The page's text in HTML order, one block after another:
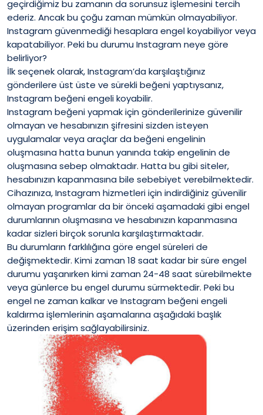
geçirdiğimiz bu zamanın da sorunsuz işlemesini tercih
ederiz. Ancak bu çoğu zaman mümkün olmayabiliyor.
Instagram güvenmediği hesaplara engel koyabiliyor veya
kapatabiliyor. Peki bu durumu Instagram neye göre
belirliyor?
İlk seçenek olarak, Instagram’da karşılaştığınız
gönderilere üst üste ve sürekli beğeni yaptıysanız,
Instagram beğeni engeli koyabilir.
Instagram beğeni yapmak için gönderilerinize güvenilir
olmayan ve hesabınızın şifresini sizden isteyen
uygulamalar veya araçlar da beğeni engelinin
oluşmasına hatta bunun yanında takip engelinin de
oluşmasına sebep olmaktadır. Hatta bu gibi siteler,
hesabınızın kapanmasına bile sebebiyet verebilmektedir.
Cihazınıza, Instagram hizmetleri için indirdiğiniz güvenilir
olmayan programlar da bir önceki aşamadaki gibi engel
durumlarının oluşmasına ve hesabınızın kapanmasına
kadar sizleri birçok sorunla karşılaştırmaktadır.
Bu durumların farklılığına göre engel süreleri de
değişmektedir. Kimi zaman 18 saat kadar bir süre engel
durumu yaşanırken kimi zaman 24-48 saat sürebilmekte
veya günlerce bu engel durumu sürmektedir. Peki bu
engel ne zaman kalkar ve Instagram beğeni engeli
kaldırma işlemlerinin aşamalarına aşağıdaki başlık
üzerinden erişim sağlayabilirsiniz.